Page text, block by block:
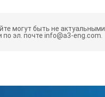
могут быть не актуальными.
по эл. почте info@a3-eng.com.